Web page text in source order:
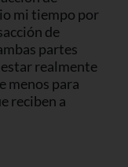
mi tiempo por
de
partes
estar realmente
menos para
reciben a